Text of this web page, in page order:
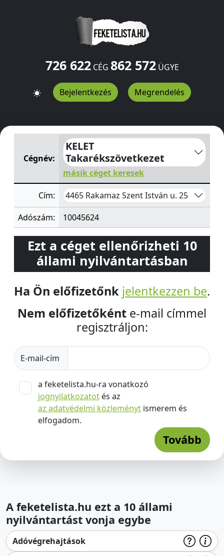
726 622CÉG 862 572ÜGYE
Bejelentkezés Megrendelés
KELET TakarékszövetkezetSzent István u. 25Rakamaz
Cégnév:
KELET
Takarékszövetkezet
másik céget keresek
Cím: 4465 Rakamaz Szent István u. 25
Adószám: 10045624
Ezt a céget ellenőrizheti 10
állami nyilvántartásban
Ha Ön előfizetőnk jelentkezzen be.
Nem előfizetőként e-mail címmel
regisztráljon:
E-mail-cím
a feketelista.hu-ra vonatkozó
jognyilatkozatot és az
az adatvédelmi közleményt ismerem és
elfogadom.
Tovább
A feketelista.hu ezt a 10 állami
nyilvántartást vonja egybe
Adóvégrehajtások